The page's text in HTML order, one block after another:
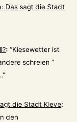
Das sagt die Stadt
: “Kiesewetter ist
schreien “
”
die Stadt Kleve:
den